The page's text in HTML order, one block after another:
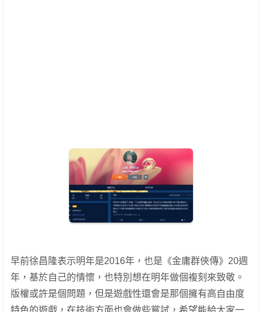
早前徐昌隆表示明年是2016年，也是《金庸群俠傳》20週
年，基於自己的情懷，也特別想在明年做個​​複刻來致敬。
版權或許是個問題，但是遊戲性還會是那個擁有高自由度
特色的遊戲，在技術方面也會做些嘗試，希望能給大家一